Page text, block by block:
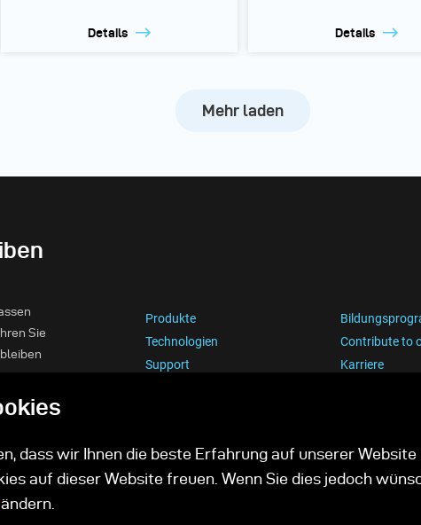
Details Details
Mehr laden
Sie
Produkte
Technologien
Contribute to
Support
Karriere
dass wir Ihnen die beste Erfahrung auf unserer
auf dieser Website freuen. Wenn Sie dies jedoch
ändern.